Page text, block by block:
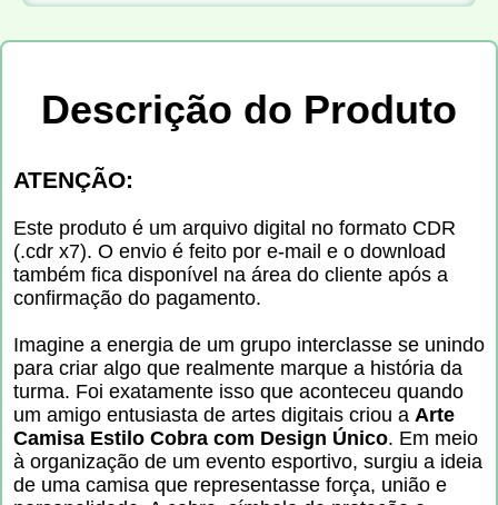
Descrição do Produto
ATENÇÃO:
Este produto é um arquivo digital no formato CDR
(.cdr x7). O envio é feito por e-mail e o download
também fica disponível na área do cliente após a
confirmação do pagamento.
Imagine a energia de um grupo interclasse se unindo
para criar algo que realmente marque a história da
turma. Foi exatamente isso que aconteceu quando
um amigo entusiasta de artes digitais criou a Arte
Camisa Estilo Cobra com Design Único. Em meio
à organização de um evento esportivo, surgiu a ideia
de uma camisa que representasse força, união e